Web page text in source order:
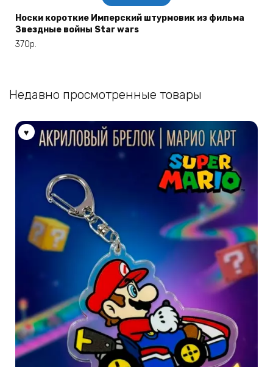
Носки короткие Имперский штурмовик из фильма
Звездные войны Star wars
370р.
Недавно просмотренные товары